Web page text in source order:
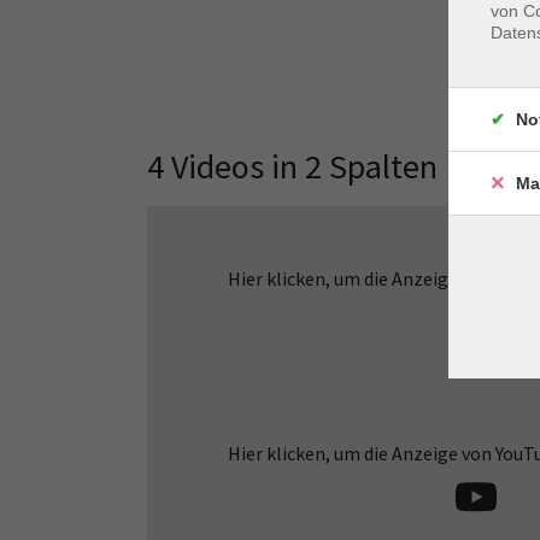
4 Videos in 2 Spalten
Hier klicken, um die Anzeige von
Hier klicken, um die Anzeige von
von